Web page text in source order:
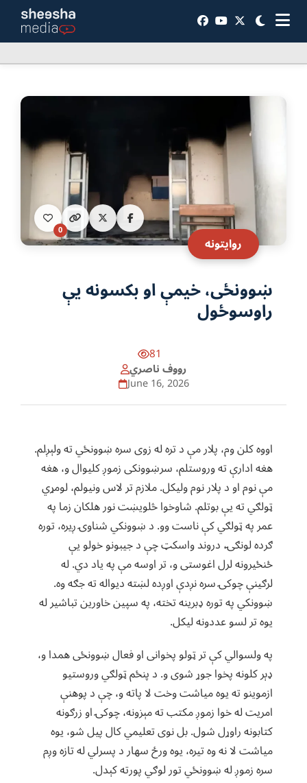
روایتونه
0
ښوونځی، خیمې او بکسونه یې
راوسوځول
81
رووف ناصري
June 16, 2026
اووه کلن وم، پلار مې د تره له زوی سره ښوونځي ته ولېږلم.
هغه ادارې ته وروستلم، سرښوونکی زموږ کلیوال و، هغه
مې نوم او د پلار نوم ولیکل. ملازم تر لاس ونیولم، لومړي
ټولګي ته یې بوتلم. شاوخوا څلویښت نور هلکان زما په
عمر په ټولګي کې ناست وو. د ښوونکي شناوۍ ږیره، توره
ګرده لونګۍ، دروند واسکټ چې د جیبونو خولو یې
ځنځیرونه لرل اغوستی و، تر اوسه مې په یاد دي. له
لرګینې چوکۍ سره نږدې اوږده لښته دیواله ته جګه وه.
ښوونکي په توره ډبرینه تخته، په سپین خاورین تباشیر له
یوه تر لسو عددونه لیکل.
په ولسوالي کې تر ټولو پخوانی او فعال ښوونځی همدا و،
ډېر کلونه پخوا جوړ شوی و. د پنځم ټولګي وروستیو
ازموینو ته یوه میاشت وخت لا پاته و، چې د پوهنې
امریت له خوا زموږ مکتب ته مېزونه، چوکۍ او زرګونه
کتابونه راوړل شول. بل نوی تعلیمي کال پیل شو، یوه
میاشت لا نه وه تیره، یوه ورځ سهار د پسرلي له تازه وږم
سره زموږ له ښوونځي تور لوګي پورته کېدل.